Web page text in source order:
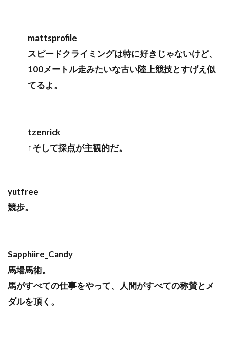
mattsprofile
スピードクライミングは特に好きじゃないけど、
100メートル走みたいな古い陸上競技とすげえ似
てるよ。
tzenrick
↑そして採点が主観的だ。
yutfree
競歩。
Sapphiire_Candy
馬場馬術。
馬がすべての仕事をやって、人間がすべての称賛とメ
ダルを頂く。